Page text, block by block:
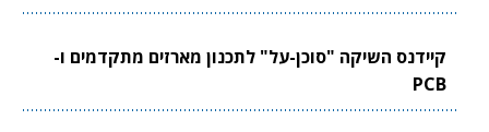
קיידנס השיקה "סוכן-על" לתכנון מארזים מתקדמים ו-
PCB